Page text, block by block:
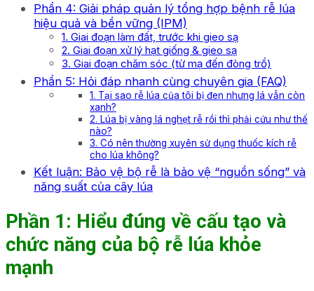
Phần 4: Giải pháp quản lý tổng hợp bệnh rễ lúa
hiệu quả và bền vững (IPM)
1. Giai đoạn làm đất, trước khi gieo sạ
2. Giai đoạn xử lý hạt giống & gieo sạ
3. Giai đoạn chăm sóc (từ mạ đến đòng trổ)
Phần 5: Hỏi đáp nhanh cùng chuyên gia (FAQ)
1. Tại sao rễ lúa của tôi bị đen nhưng lá vẫn còn
xanh?
2. Lúa bị vàng lá nghẹt rễ rồi thì phải cứu như thế
nào?
3. Có nên thường xuyên sử dụng thuốc kích rễ
cho lúa không?
Kết luận: Bảo vệ bộ rễ là bảo vệ “nguồn sống” và
năng suất của cây lúa
Phần 1: Hiểu đúng về cấu tạo và
chức năng của bộ rễ lúa khỏe
mạnh